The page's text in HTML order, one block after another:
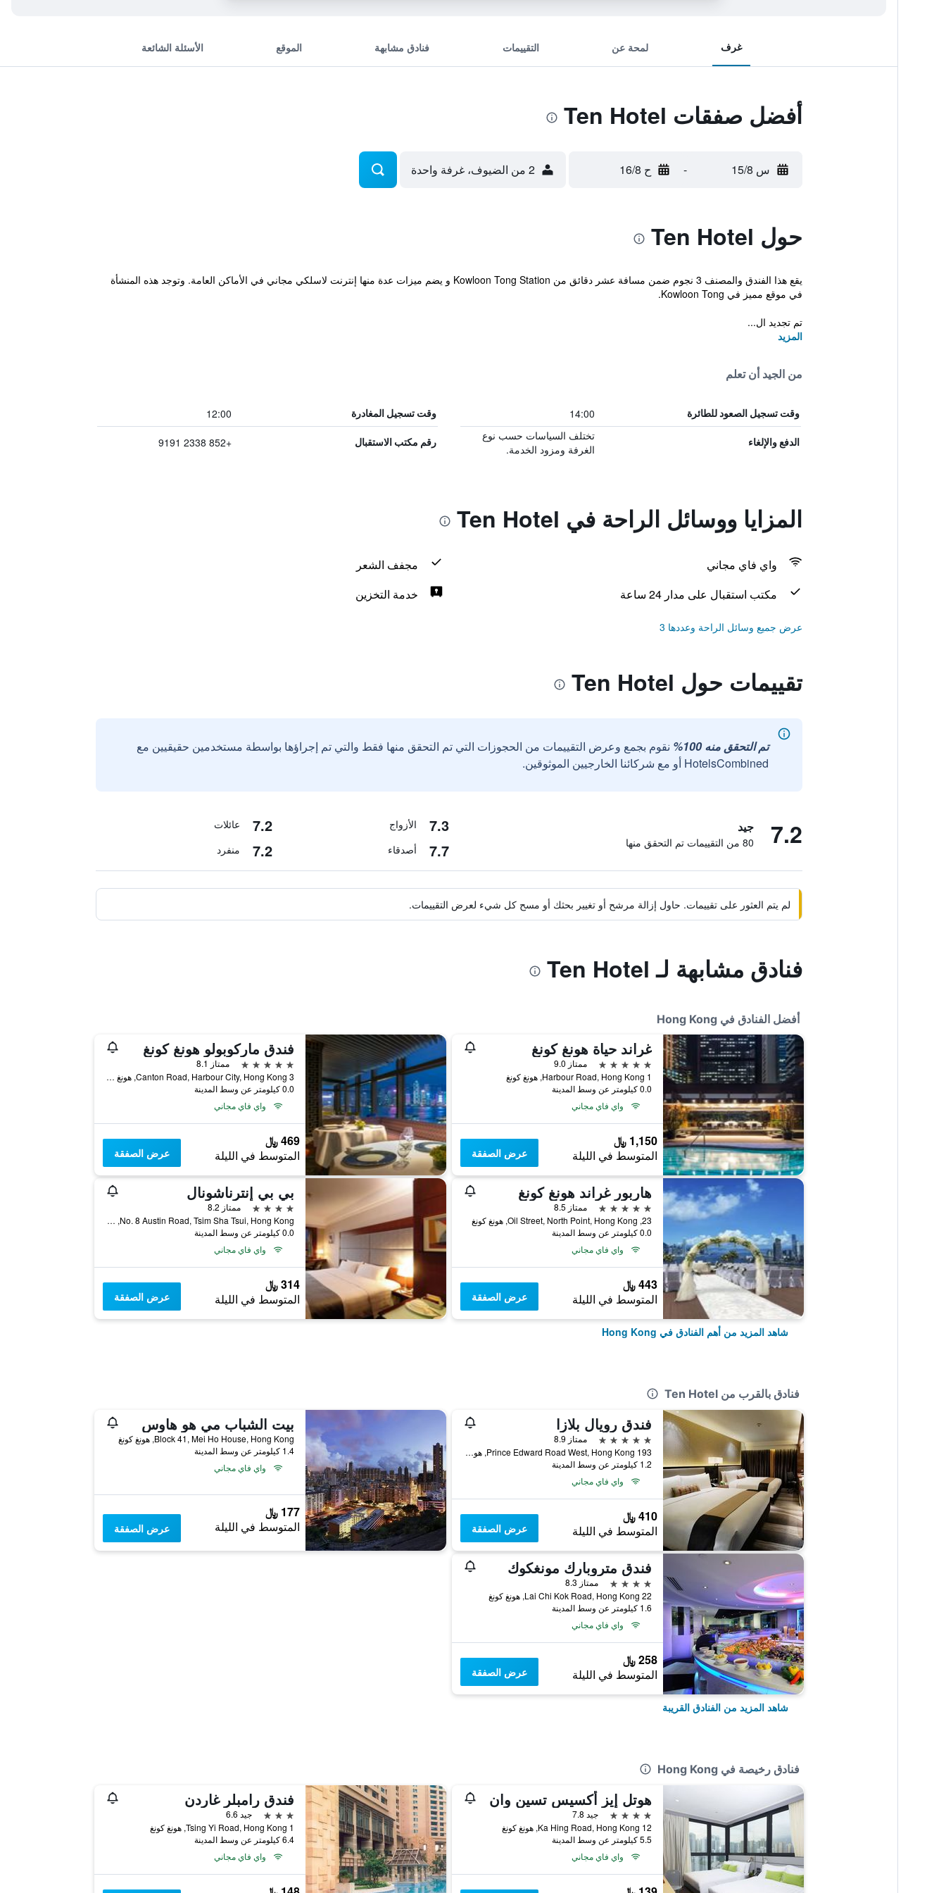
غرف لمحة عن التقييمات فنادق مشابهة الموقع الأسئلة الشائعة
أفضل صفقات Ten Hotel
س 15/8 - ح 16/8 2 من الضيوف، غرفة واحدة
حول Ten Hotel
يقع هذا الفندق والمصنف 3 نجوم ضمن مسافة عشر دقائق من Kowloon Tong Station و يضم ميزات عدة منها إنترنت لاسلكي مجاني في الأماكن العامة. وتوجد هذه المنشأة
في موقع مميز في Kowloon Tong.
تم تجديد ال...
المزيد
من الجيد أن تعلم
وقت تسجيل الصعود للطائرة 14:00 وقت تسجيل المغادرة 12:00
الدفع والإلغاء
تختلف السياسات حسب نوع
الغرفة ومزود الخدمة.
رقم مكتب الاستقبال +852 2338 9191
المزايا ووسائل الراحة في Ten Hotel
واي فاي مجاني
مجفف الشعر
مكتب استقبال على مدار 24 ساعة
خدمة التخزين
عرض جميع وسائل الراحة وعددها 3
تقييمات حول Ten Hotel
تم التحقق منه 100%
نقوم بجمع وعرض التقييمات من الحجوزات التي تم التحقق منها فقط والتي تم إجراؤها بواسطة مستخدمين حقيقيين مع
HotelsCombined أو مع شركائنا الخارجيين الموثوقين.
7.2 جيد
80 من التقييمات تم التحقق منها
7.3 الأزواج 7.2 عائلات
7.7 أصدقاء 7.2 منفرد
لم يتم العثور على تقييمات. حاول إزالة مرشح أو تغيير بحثك أو مسح كل شيء لعرض التقييمات.
فنادق مشابهة لـ Ten Hotel
أفضل الفنادق في Hong Kong
غراند حياة هونغ كونغ
5 نجوم
ممتاز 9.0
1 Harbour Road, Hong Kong, هونغ كونغ
0.0 كيلومتر عن وسط المدينة
واي فاي مجاني
1,150 ﷼
المتوسط في الليلة عرض الصفقة
فندق ماركوبولو هونغ كونغ
5 نجوم
ممتاز 8.1
3 Canton Road, Harbour City, Hong Kong, هونغ كونغ
0.0 كيلومتر عن وسط المدينة
واي فاي مجاني
469 ﷼
المتوسط في الليلة عرض الصفقة
هاربور غراند هونغ كونغ
5 نجوم
ممتاز 8.5
23, Oil Street, North Point, Hong Kong, هونغ كونغ
0.0 كيلومتر عن وسط المدينة
واي فاي مجاني
443 ﷼
المتوسط في الليلة عرض الصفقة
بي بي إنترناشونال
4 نجوم
ممتاز 8.2
No. 8 Austin Road, Tsim Sha Tsui, Hong Kong, هونغ كونغ
0.0 كيلومتر عن وسط المدينة
واي فاي مجاني
314 ﷼
المتوسط في الليلة عرض الصفقة
شاهد المزيد من أهم الفنادق في Hong Kong
فنادق بالقرب من Ten Hotel
فندق رويال بلازا
5 نجوم
ممتاز 8.9
193 Prince Edward Road West, Hong Kong, هونغ كونغ
1.2 كيلومتر عن وسط المدينة
واي فاي مجاني
410 ﷼
المتوسط في الليلة عرض الصفقة
بيت الشباب مي هو هاوس
Block 41, Mei Ho House, Hong Kong, هونغ كونغ
1.4 كيلومتر عن وسط المدينة
واي فاي مجاني
177 ﷼
المتوسط في الليلة عرض الصفقة
فندق متروبارك مونغكوك
4 نجوم
ممتاز 8.3
22 Lai Chi Kok Road, Hong Kong, هونغ كونغ
1.6 كيلومتر عن وسط المدينة
واي فاي مجاني
258 ﷼
المتوسط في الليلة عرض الصفقة
شاهد المزيد من الفنادق القريبة
فنادق رخيصة في Hong Kong
هوتل إيز أكسيس تسين وان
4 نجوم
جيد 7.8
12 Ka Hing Road, Hong Kong, هونغ كونغ
5.5 كيلومتر عن وسط المدينة
واي فاي مجاني
فندق رامبلر غاردن
3 نجوم
جيد 6.6
1 Tsing Yi Road, Hong Kong, هونغ كونغ
6.4 كيلومتر عن وسط المدينة
واي فاي مجاني